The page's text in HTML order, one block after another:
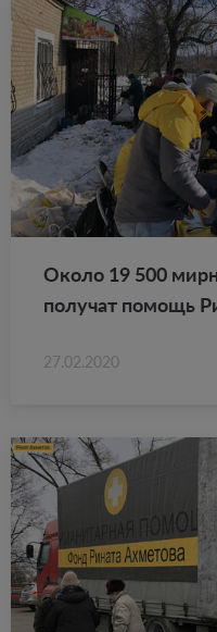
Около 19 500
по­лу­чат по­мощь
27.02.2020